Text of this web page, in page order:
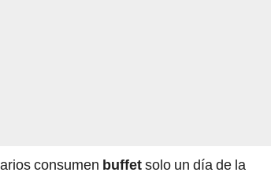
consumen buffetsolo un día de la